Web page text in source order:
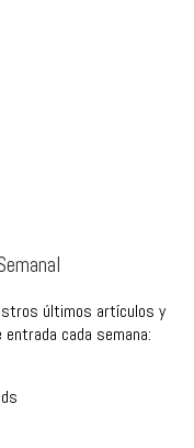
últimos artículos y
cada semana: